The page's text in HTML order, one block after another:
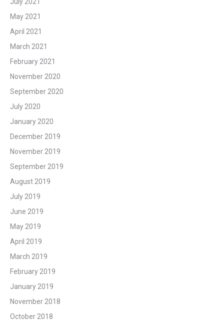
May 2021
April 2021
March 2021
February 2021
November 2020
September 2020
July 2020
January 2020
December 2019
November 2019
September 2019
August 2019
July 2019
June 2019
May 2019
April 2019
March 2019
February 2019
January 2019
November 2018
October 2018